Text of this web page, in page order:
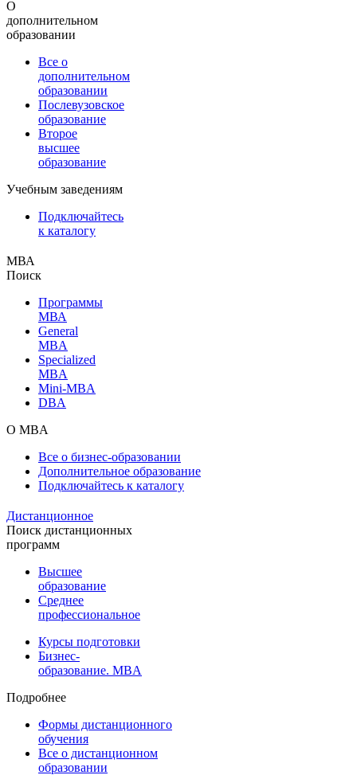
О
дополнительном
образовании
Все о
дополнительном
образовании
Послевузовское
образование
Второе
высшее
образование
Учебным заведениям
Подключайтесь
к каталогу
МВА
Поиск
Программы
МВА
General
MBA
Specialized
MBA
Mini-MBA
DBA
О MBA
Все о бизнес-образовании
Дополнительное образование
Подключайтесь к каталогу
Дистанционное
Поиск дистанционных
программ
Высшее
образование
Среднее
профессиональное
Курсы подготовки
Бизнес-
образование. MBA
Подробнее
Формы дистанционного
обучения
Все о дистанционном
образовании